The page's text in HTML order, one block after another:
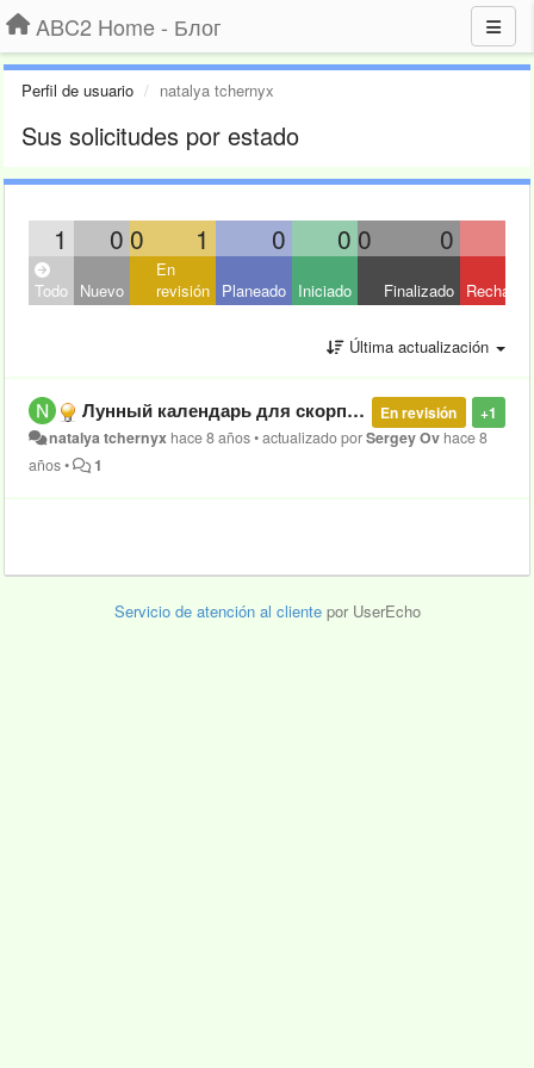
ABC2 Home - Блог
Perfil de usuario natalya tchernyx
Sus solicitudes por estado
1 0 0 1 0 0 0 0
Todo Nuevo
En
revisión Planeado Iniciado Finalizado
Última actualización
+1
En revisión
Лунный календарь для скорпиона - сегодня, 10 июня 2018 г.
natalya tchernyx hace 8 años•actualizado porSergey Ov hace 8
años• 1
Servicio de atención al cliente por UserEcho